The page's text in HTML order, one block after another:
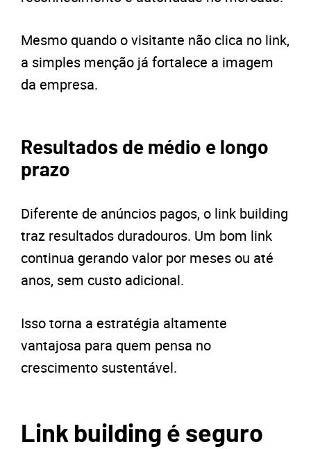
Mesmo quando o visitante não clica no link,
a simples menção já fortalece a imagem
da empresa.
Resultados de médio e longo
prazo
Diferente de anúncios pagos, o link building
traz resultados duradouros. Um bom link
continua gerando valor por meses ou até
anos, sem custo adicional.
Isso torna a estratégia altamente
vantajosa para quem pensa no
crescimento sustentável.
Link building é seguro